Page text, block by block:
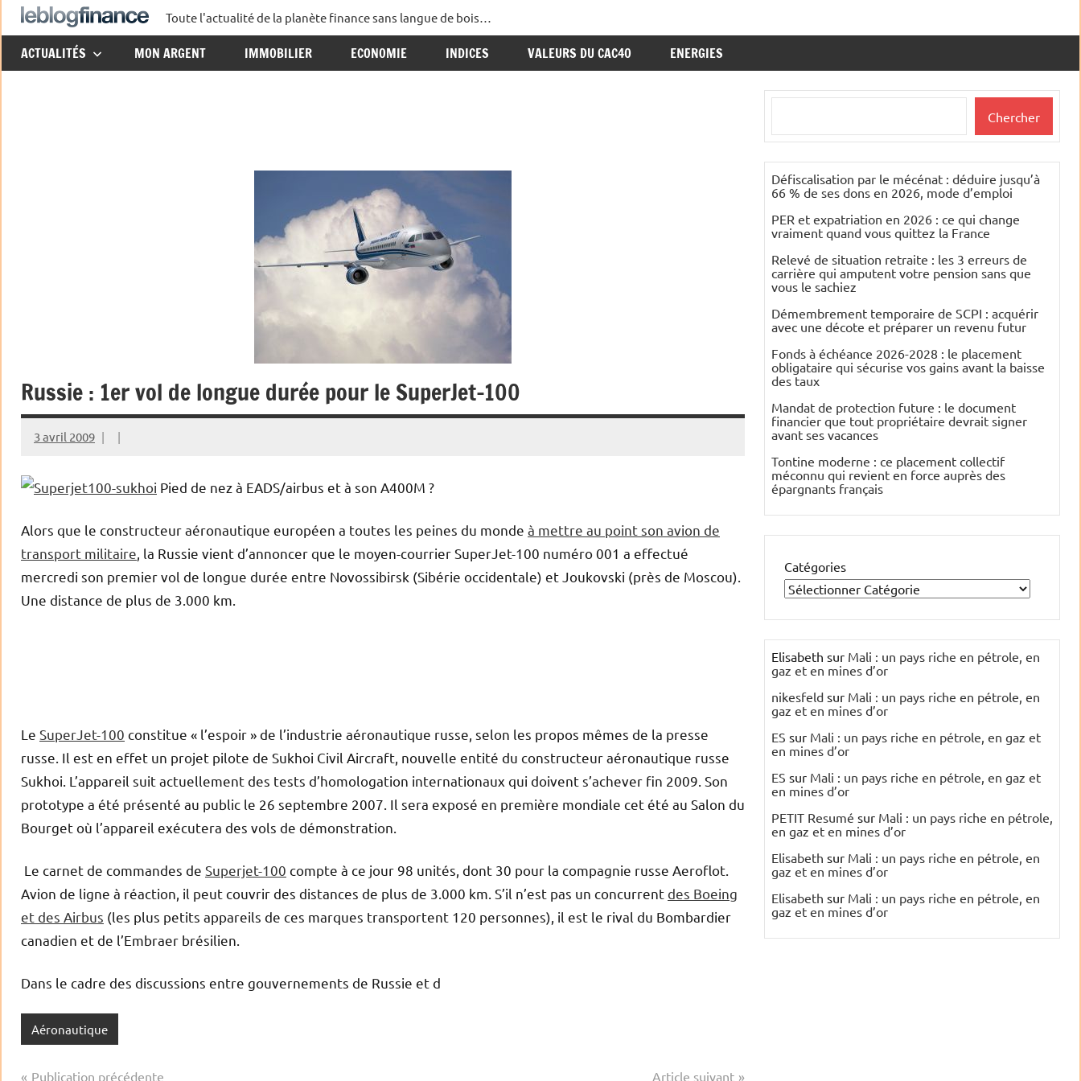
Aller
au
contenu
Le
Blog
Toute l'actualité de la planète finance sans langue de bois…
ACTUALITÉS MON ARGENT IMMOBILIER ECONOMIE INDICES VALEURS DU CAC40 ENERGIES
Russie : 1er vol de longue durée pour le SuperJet-100
3 avril 2009
Pied de nez à EADS/airbus et à son A400M ?
Alors que le constructeur aéronautique européen a toutes les peines du monde à mettre au point son avion de
transport militaire , la Russie vient d’annoncer que le moyen-courrier SuperJet-100 numéro 001 a effectué
mercredi son premier vol de longue durée entre Novossibirsk (Sibérie occidentale) et Joukovski (près de Moscou).
Une distance de plus de 3.000 km.
Le SuperJet-100 constitue « l’espoir » de l’industrie aéronautique russe, selon les propos mêmes de la presse
russe. Il est en effet un projet pilote de Sukhoi Civil Aircraft, nouvelle entité du constructeur aéronautique russe
Sukhoi. L’appareil suit actuellement des tests d’homologation internationaux qui doivent s’achever fin 2009. Son
prototype a été présenté au public le 26 septembre 2007. Il sera exposé en première mondiale cet été au Salon du
Bourget où l’appareil exécutera des vols de démonstration.
Le carnet de commandes de Superjet-100 compte à ce jour 98 unités, dont 30 pour la compagnie russe Aeroflot.
Avion de ligne à réaction, il peut couvrir des distances de plus de 3.000 km. S’il n’est pas un concurrentdes Boeing
et des Airbus (les plus petits appareils de ces marques transportent 120 personnes), il est le rival du Bombardier
canadien et de l’Embraer brésilien.
Dans le cadre des discussions entre gouvernements de Russie et d
Aéronautique
Publication précédente Article suivant
Chercher
Défiscalisation par le mécénat : déduire jusqu’à
66 % de ses dons en 2026, mode d’emploi
PER et expatriation en 2026 : ce qui change
vraiment quand vous quittez la France
Relevé de situation retraite : les 3 erreurs de
carrière qui amputent votre pension sans que
vous le sachiez
Démembrement temporaire de SCPI : acquérir
avec une décote et préparer un revenu futur
Fonds à échéance 2026-2028 : le placement
obligataire qui sécurise vos gains avant la baisse
des taux
Mandat de protection future : le document
financier que tout propriétaire devrait signer
avant ses vacances
Tontine moderne : ce placement collectif
méconnu qui revient en force auprès des
épargnants français
Catégories
Elisabeth sur Mali : un pays riche en pétrole, en
gaz et en mines d’or
nikesfeld sur Mali : un pays riche en pétrole, en
gaz et en mines d’or
ES sur Mali : un pays riche en pétrole, en gaz et
en mines d’or
ES sur Mali : un pays riche en pétrole, en gaz et
en mines d’or
PETIT Resumé sur Mali : un pays riche en pétrole,
en gaz et en mines d’or
Elisabeth sur Mali : un pays riche en pétrole, en
gaz et en mines d’or
Elisabeth sur Mali : un pays riche en pétrole, en
gaz et en mines d’or